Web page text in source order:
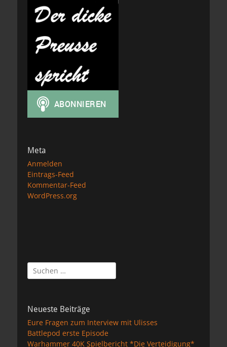
Meta
Anmelden
Eintrags-Feed
Kommentar-Feed
WordPress.org
Suchen
nach:
Neueste Beiträge
Eure Fragen zum Interview mit Ulisses
Battlepod erste Episode
Warhammer 40K Spielbericht *Die Verteidigung*